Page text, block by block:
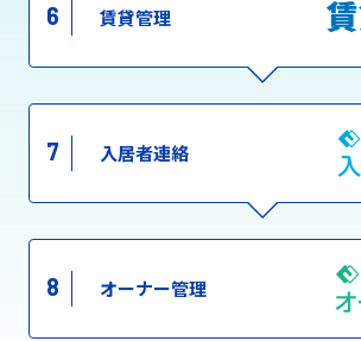
6 賃貸管理
7 入居者連絡
8 オーナー管理